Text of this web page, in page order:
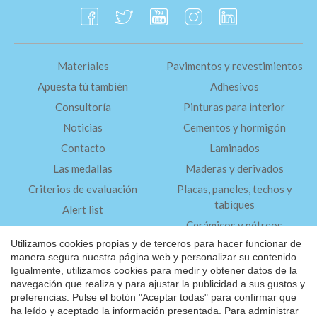
Materiales
Apuesta tú también
Consultoría
Noticias
Contacto
Las medallas
Criterios de evaluación
Alert list
FAQ
Pavimentos y revestimientos
Adhesivos
Pinturas para interior
Cementos y hormigón
Laminados
Maderas y derivados
Placas, paneles, techos y
tabiques
Cerámicos y pétreos
Aislantes
Aviso Legal
Política de Privacidad
Utilizamos cookies propias y de terceros para hacer funcionar de
manera segura nuestra página web y personalizar su contenido.
Igualmente, utilizamos cookies para medir y obtener datos de la
navegación que realiza y para ajustar la publicidad a sus gustos y
preferencias. Pulse el botón "Aceptar todas" para confirmar que
ha leído y aceptado la información presentada. Para administrar
Guardar configuración Aceptar todas